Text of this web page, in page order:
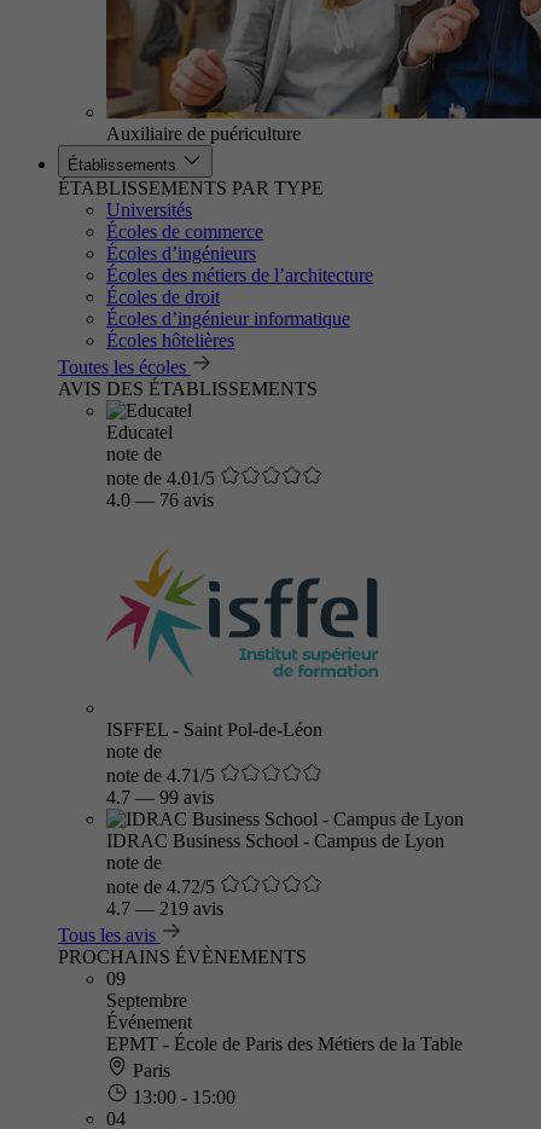
Auxiliaire de puériculture
Établissements
ÉTABLISSEMENTS PAR TYPE
Universités
Écoles de commerce
Écoles d’ingénieurs
Écoles des métiers de l’architecture
Écoles de droit
Écoles d’ingénieur informatique
Écoles hôtelières
Toutes les écoles
AVIS DES ÉTABLISSEMENTS
Educatel
note de
note de 4.01/5
4.0 — 76 avis
ISFFEL - Saint Pol-de-Léon
note de
note de 4.71/5
4.7 — 99 avis
IDRAC Business School - Campus de Lyon
note de
note de 4.72/5
4.7 — 219 avis
Tous les avis
PROCHAINS ÉVÈNEMENTS
09
Septembre
Événement
EPMT - École de Paris des Métiers de la Table
Paris
13:00 - 15:00
04